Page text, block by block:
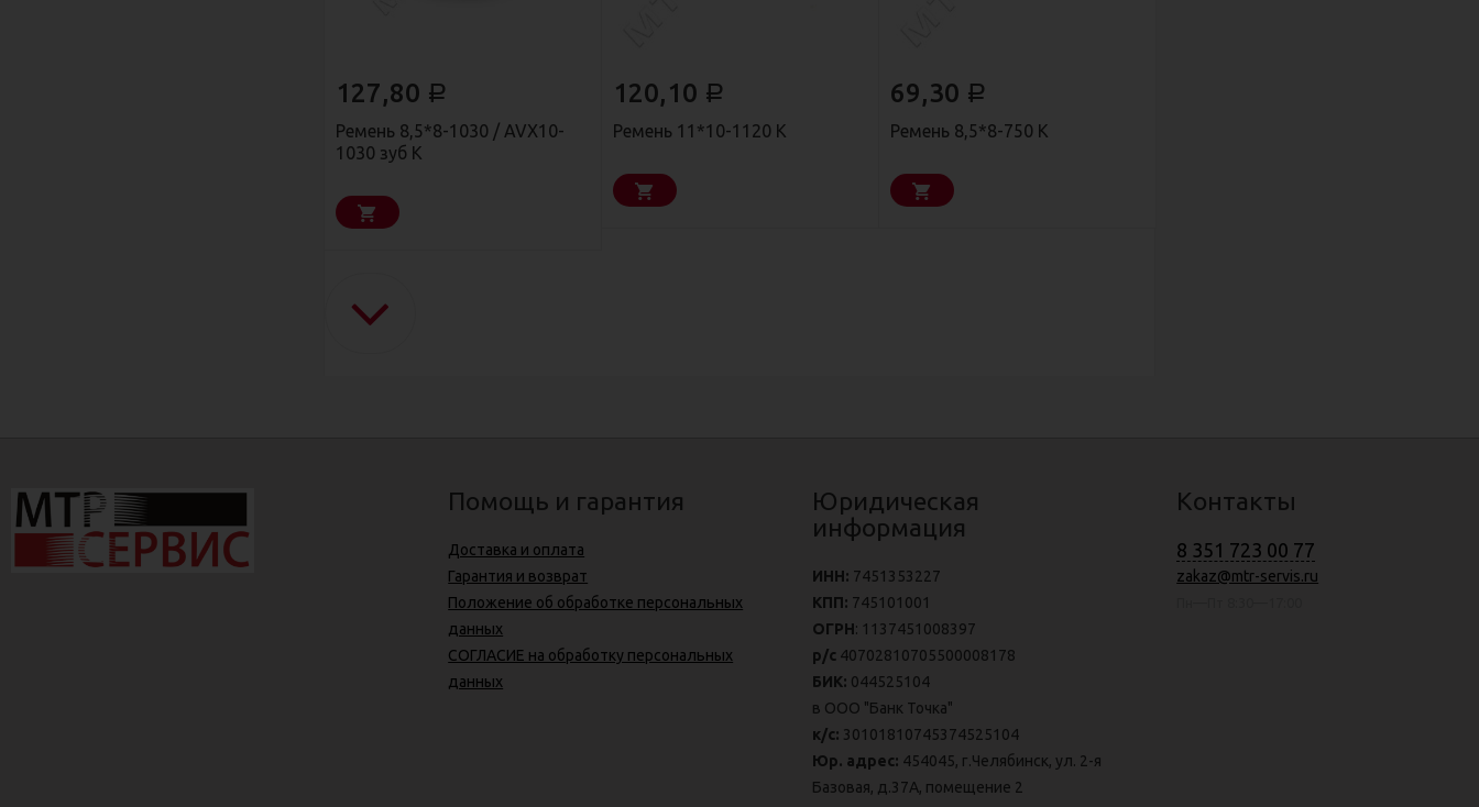
127,80 Р
Ремень 8,5*8-1030 / AVX10-
1030 зуб К
120,10 Р
Ремень 11*10-1120 К
69,30 Р
Ремень 8,5*8-750 К
Помощь и гарантия
Доставка и оплата
Гарантия и возврат
Положение об обработке персональных
данных
СОГЛАСИЕ на обработку персональных
данных
Юридическая
информация
ИНН: 7451353227
КПП: 745101001
ОГРН: 1137451008397
р/с 40702810705500008178
БИК: 044525104
в ООО "Банк Точка"
к/с: 30101810745374525104
Юр. адрес: 454045, г.Челябинск, ул. 2-я
Базовая, д.37А, помещение 2
Контакты
8 351 723 00 77
zakaz@mtr-servis.ru